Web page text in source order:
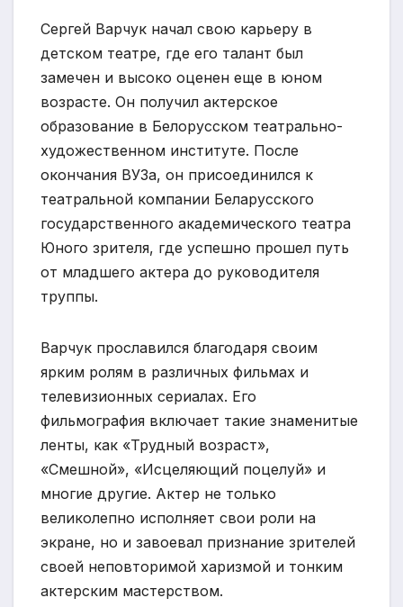
Сергей Варчук начал свою карьеру в
детском театре, где его талант был
замечен и высоко оценен еще в юном
возрасте. Он получил актерское
образование в Белорусском театрально-
художественном институте. После
окончания ВУЗа, он присоединился к
театральной компании Беларусского
государственного академического театра
Юного зрителя, где успешно прошел путь
от младшего актера до руководителя
труппы.
Варчук прославился благодаря своим
ярким ролям в различных фильмах и
телевизионных сериалах. Его
фильмография включает такие знаменитые
ленты, как «Трудный возраст»,
«Смешной», «Исцеляющий поцелуй» и
многие другие. Актер не только
великолепно исполняет свои роли на
экране, но и завоевал признание зрителей
своей неповторимой харизмой и тонким
актерским мастерством.